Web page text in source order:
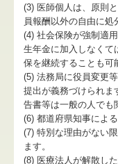
(3) 医師個人は、原則
員報酬以外の自由に処
(4) 社会保険が強制適
生年金に加入しなくて
保を継続することも可
(5) 法務局に役員変更
提出が義務づけられま
告書等は一般の人でも
(6) 都道府県知事によ
(7) 特別な理由がない
ます。
(8) 医療法人が解散し